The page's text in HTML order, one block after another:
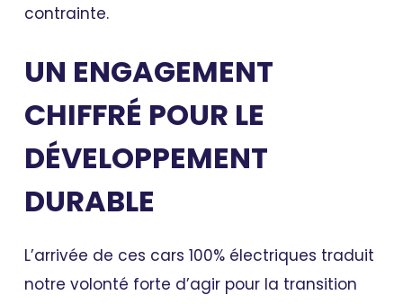
contrainte.
UN ENGAGEMENT
CHIFFRÉ POUR LE
DÉVELOPPEMENT
DURABLE
L’arrivée de ces cars 100% électriques traduit
notre volonté forte d’agir pour la transition